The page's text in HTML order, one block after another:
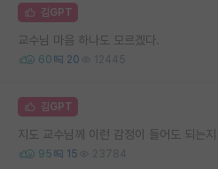
김GPT
교수님 마음 하나도 모르겠다.
60 20 12445
김GPT
지도 교수님께 이런 감정이 들어도 되는지
95 15 23784